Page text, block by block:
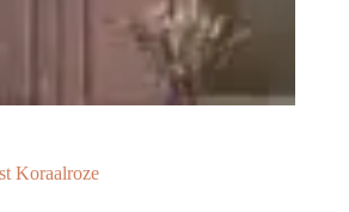
Koraalroze